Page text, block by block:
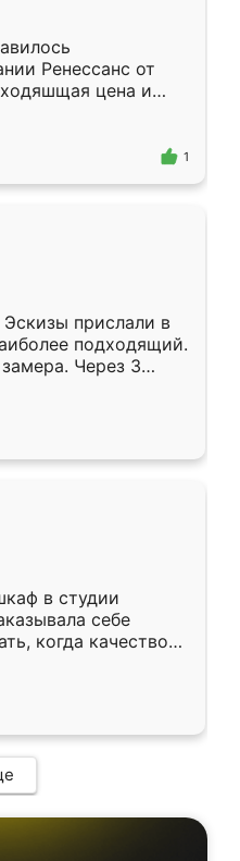
Ренессанс от
цена и
Приехавший
самый
1
Эскизы прислали в
подходящий.
Через 3
Остались
Ренессанс
работу!
в студии
себе
когда качеством
кухня уже почти